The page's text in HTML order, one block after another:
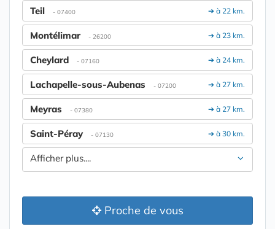
➔ à 22 km.
Teil - 07400
➔ à 23 km.
Montélimar - 26200
➔ à 24 km.
Cheylard - 07160
➔ à 27 km.
Lachapelle-sous-Aubenas - 07200
➔ à 27 km.
Meyras - 07380
➔ à 30 km.
Saint-Péray - 07130
Afficher plus....
Proche de vous